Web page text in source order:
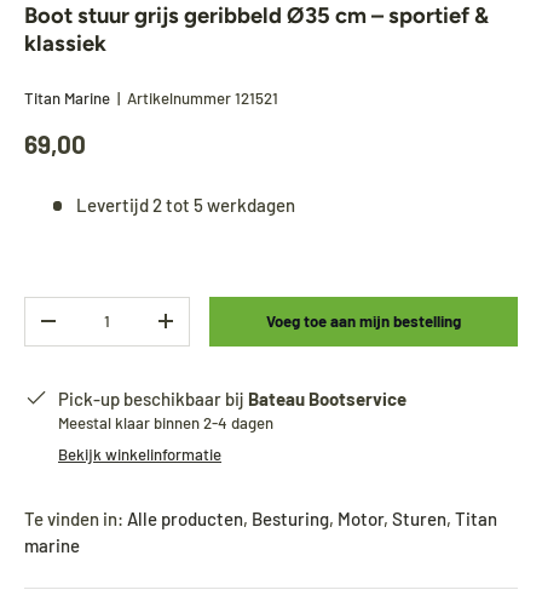
Boot stuur grijs geribbeld Ø35 cm – sportief &
klassiek
Titan Marine | Artikelnummer121521
69,00
Levertijd 2 tot 5 werkdagen
-
+ Voeg toe aan mijn bestelling
Pick-up beschikbaar bij Bateau Bootservice
Meestal klaar binnen 2-4 dagen
Bekijk winkelinformatie
Te vinden in: Alle producten, Besturing, Motor, Sturen, Titan
marine